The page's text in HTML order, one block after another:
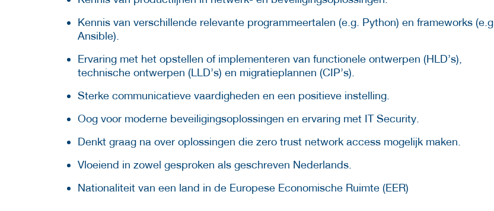
Kennis van verschillende relevante programmeertalen (e.g. Python) en frameworks (e.g.
Ansible).
Ervaring met het opstellen of implementeren van functionele ontwerpen (HLD’s),
technische ontwerpen (LLD’s) en migratieplannen (CIP’s).
Sterke communicatieve vaardigheden en een positieve instelling.
Oog voor moderne beveiligingsoplossingen en ervaring met IT Security.
Denkt graag na over oplossingen die zero trust network access mogelijk maken.
Vloeiend in zowel gesproken als geschreven Nederlands.
Nationaliteit van een land in de Europese Economische Ruimte (EER)